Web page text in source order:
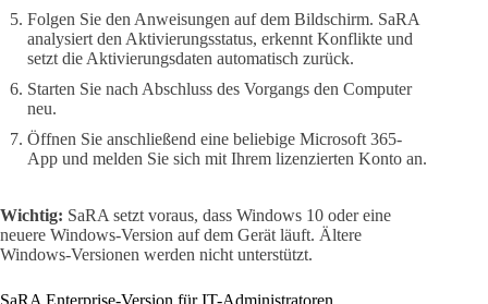
Folgen Sie den Anweisungen auf dem Bildschirm. SaRA
analysiert den Aktivierungsstatus, erkennt Konflikte und
setzt die Aktivierungsdaten automatisch zurück.
Starten Sie nach Abschluss des Vorgangs den Computer
neu.
Öffnen Sie anschließend eine beliebige Microsoft 365-
App und melden Sie sich mit Ihrem lizenzierten Konto an.
Wichtig: SaRA setzt voraus, dass Windows 10 oder eine
neuere Windows-Version auf dem Gerät läuft. Ältere
Windows-Versionen werden nicht unterstützt.